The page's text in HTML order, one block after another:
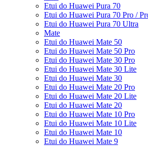
Etui do Huawei Pura 70
Etui do Huawei Pura 70 Pro /
Etui do Huawei Pura 70 Ultra
Mate
Etui do Huawei Mate 50
Etui do Huawei Mate 50 Pro
Etui do Huawei Mate 30 Pro
Etui do Huawei Mate 30 Lite
Etui do Huawei Mate 30
Etui do Huawei Mate 20 Pro
Etui do Huawei Mate 20 Lite
Etui do Huawei Mate 20
Etui do Huawei Mate 10 Pro
Etui do Huawei Mate 10 Lite
Etui do Huawei Mate 10
Etui do Huawei Mate 9